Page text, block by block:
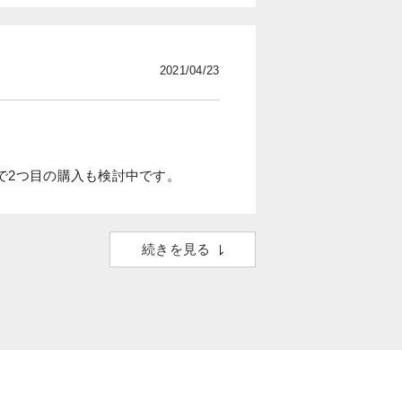
2021/04/23
つ目の購入も検討中です。
続きを見る